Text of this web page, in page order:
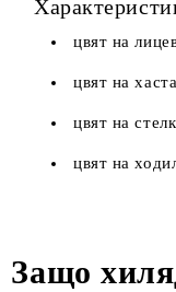
цвят на
цвят на
цвят на
цвят на
Защо